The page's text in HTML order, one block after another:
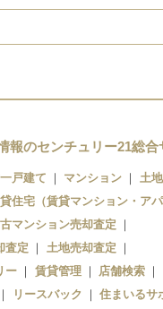
報のセンチュリー21総合
戸建て マンション
土地
住宅（賃貸マンション・アパ
マンション売却査定
査定
土地売却査定
ー
賃貸管理
店舗検索
リースバック
住まいるサ